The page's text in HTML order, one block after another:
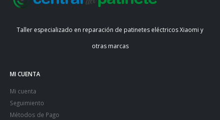
Taller especializado en reparación de patinetes eléctricos Xiaomi y
otras marcas
MI CUENTA
Mi cuenta
Seguimiento
Métodos de Pago